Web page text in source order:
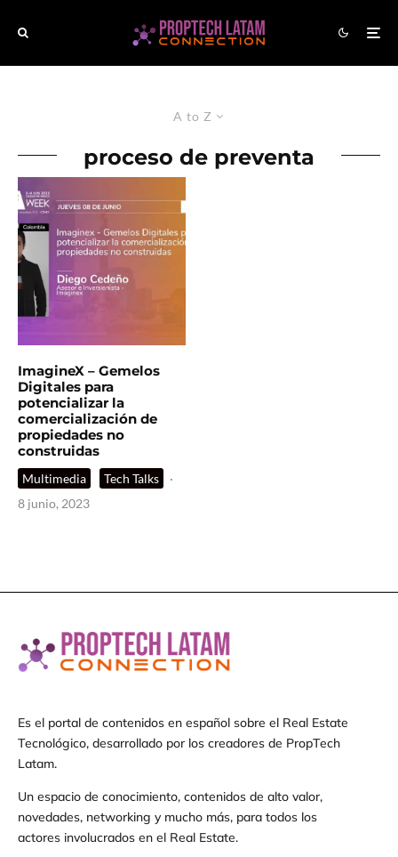
A to Z
proceso de preventa
ImagineX – Gemelos
Digitales para
potencializar la
comercialización de
propiedades no
construidas
Multimedia Tech Talks
·
8 junio, 2023
Es el portal de contenidos en español sobre el Real Estate
Tecnológico, desarrollado por los creadores de PropTech
Latam.
Un espacio de conocimiento, contenidos de alto valor,
novedades, networking y mucho más, para todos los
actores involucrados en el Real Estate.